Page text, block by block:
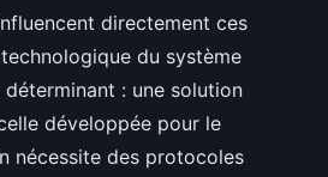
directement ces
du système
: une solution
développée pour le
nécessite des protocoles